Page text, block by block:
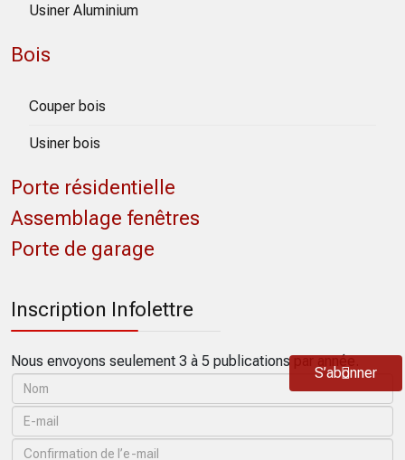
Usiner Aluminium
Bois
Couper bois
Usiner bois
Porte résidentielle
Assemblage fenêtres
Porte de garage
Inscription Infolettre
Nous envoyons seulement 3 à 5 publications par année.
S’abonner